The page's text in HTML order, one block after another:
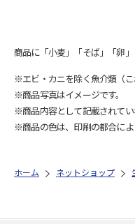
商品に「小麦」「そば」「卵
※エビ・カニを除く魚介類（
※商品写真はイメージです。
※商品内容として記載されてい
※商品の色は、印刷の都合によ
ホーム ネットショップ